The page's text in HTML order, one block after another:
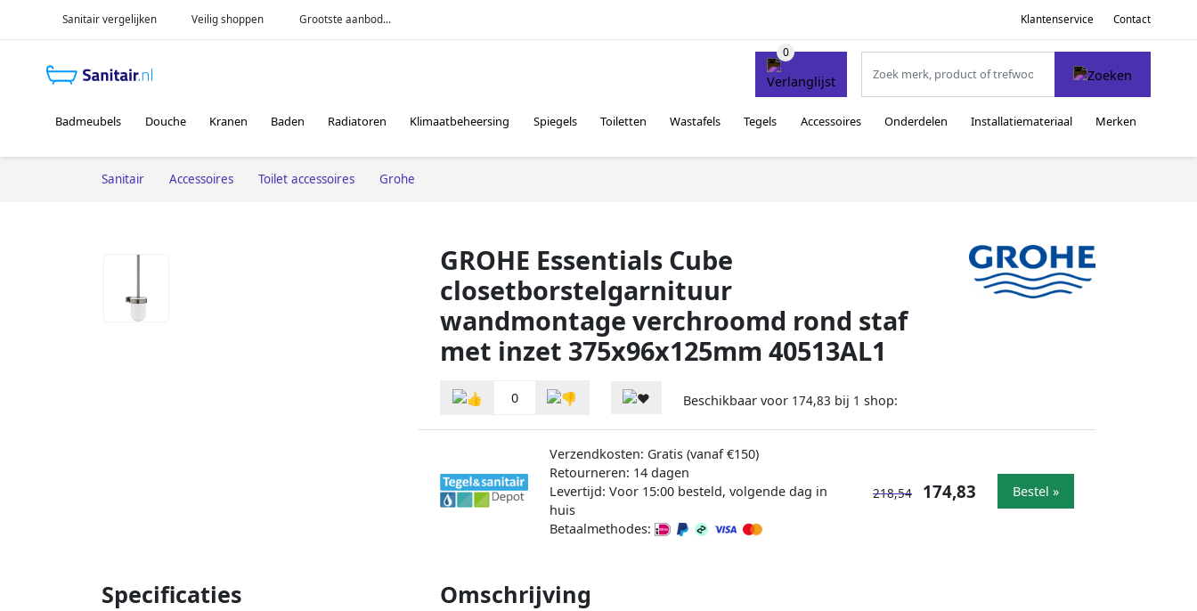
Sanitair vergelijken Veilig shoppen Grootste aanbod... Klantenservice Contact
Badmeubels Douche Kranen Baden Radiatoren Klimaatbeheersing Spiegels Toiletten Wastafels Tegels Accessoires Onderdelen Installatiemateriaal Merken
Sanitair Accessoires Toilet accessoires Grohe
GROHE Essentials Cube
closetborstelgarnituur
wandmontage verchroomd rond staf
met inzet 375x96x125mm 40513AL1
0 Beschikbaar voor 174,83 bij 1 shop:
Verzendkosten: Gratis (vanaf €150)
Retourneren: 14 dagen
Levertijd: Voor 15:00 besteld, volgende dag in
huis
Betaalmethodes:
218,54 174,83 Bestel »
Specificaties Omschrijving